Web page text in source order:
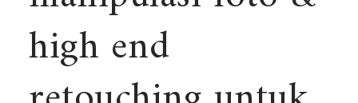
high end